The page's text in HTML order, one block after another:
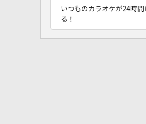
いつものカラオケが24時
る！